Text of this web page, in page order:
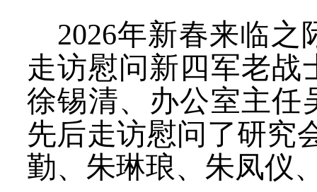
2026年新春来临
走访慰问新四军老战
徐锡清、办公室主
先后走访慰问了研究
勤、朱琳琅、朱凤仪